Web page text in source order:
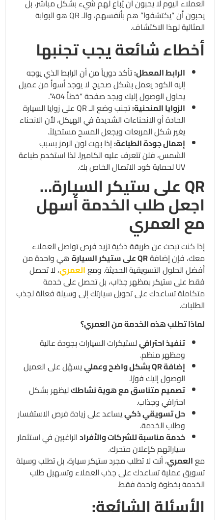
العملاء اليوم لا يحبون أن يُباع لهم شيء بشكل مباشر، بل
يحبون أن “يكتشفوا” هم بأنفسهم، والـ QR هو البوابة
المثالية لهذا الاكتشاف.
أخطاء شائعة يجب تجنبها
الرابط المعطل:تأكد دورياً من أن الرابط الذي يوجه
إليه الكود يعمل بشكل صحيح. لا يوجد أسوأ من عميل
يحاول الوصول إليك ويجد صفحة “خطأ 404”.
الزوايا المنحنية:
تجنب وضع الـ QR على زوايا السيارة
الحادة أو الانحناءات الشديدة في الهيكل، لأن الانحناء
يغير شكل المربعات ويجعل المسح مستحيلاً.
إهمال جودة الطباعة:إذا بهت لون الرمز بسبب
الشمس، فلن تتعرف عليه الكاميرا. لذا استخدم طباعة
UV لحماية كود الاتصال الخاص بك.
QR على ستيكر السيارة…
اجعل طلب الخدمة أسهل
مع العمري
إذا كنت تبحث عن طريقة ذكية تزيد فرص تواصل العملاء
معك، فإن إضافةQR على ستيكر السيارة
هي واحدة من
أفضل الحلول التسويقية الحديثة. ومعالعمري، لا تحصل
فقط على ستيكر بمظهر جذاب، بل تحصل على خدمة
متكاملة تساعدك على تحويل سيارتك إلى وسيلة فعالة لجذب
الطلبات.
لماذا تطلب هذه الخدمة من العمري؟
تنفيذ احترافيلستيكرات السيارات بجودة عالية
ومظهر منظم.
إضافة QR بشكل واضح وعملي
يسهّل على العميل
الوصول إليك فورًا.
تصميم متناسق مع هوية نشاطكليظهر بشكل
احترافي وجذاب.
حل تسويقي ذكييساعد على زيادة فرص الاستفسار
وطلب الخدمة.
خدمة مناسبة للشركات والأفرادالراغبين في استثمار
سياراتهم كإعلان متحرك.
معالعمري، أنت لا تطلب مجرد ستيكر سيارة، بل تطلب وسيلة
تسويق عملية تساعدك على جذب العملاء وتسهيل طلب
الخدمة بخطوة واحدة فقط.
الأسئلة الشائعة: